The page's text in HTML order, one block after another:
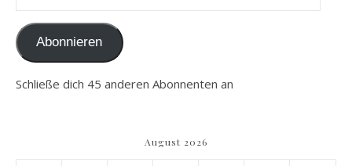
Abonnieren
Schließe dich 45 anderen Abonnenten an
August 2026